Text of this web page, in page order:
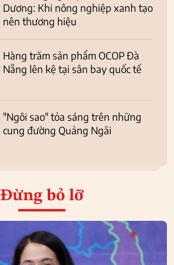
Dương: Khi nông nghiệp xanh tạo
nên thương hiệu
Hàng trăm sản phẩm OCOP Đà
Nẵng lên kệ tại sân bay quốc tế
"Ngôi sao" tỏa sáng trên những
cung đường Quảng Ngãi
Đừng bỏ lỡ